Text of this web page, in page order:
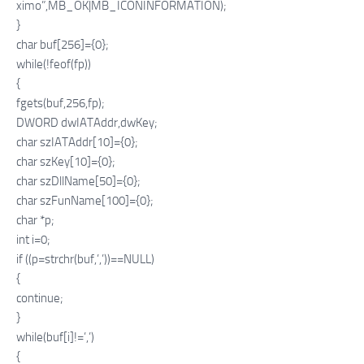
ximo”,MB_OK|MB_ICONINFORMATION);
}
char buf[256]={0};
while(!feof(fp))
{
fgets(buf,256,fp);
DWORD dwIATAddr,dwKey;
char szIATAddr[10]={0};
char szKey[10]={0};
char szDllName[50]={0};
char szFunName[100]={0};
char *p;
int i=0;
if ((p=strchr(buf,’,’))==NULL)
{
continue;
}
while(buf[i]!=’,’)
{